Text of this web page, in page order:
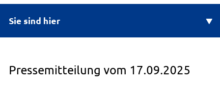
Sie sind hier
Pressemitteilung vom 17.09.2025